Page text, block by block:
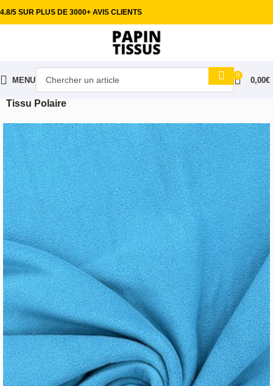
4.8/5 SUR PLUS DE 3000+ AVIS CLIENTS
MENU
0
0,00€
Minky doudou & Velboa
Tissu Polaire